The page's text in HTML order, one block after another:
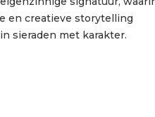
en creatieve storytelling
sieraden met karakter.